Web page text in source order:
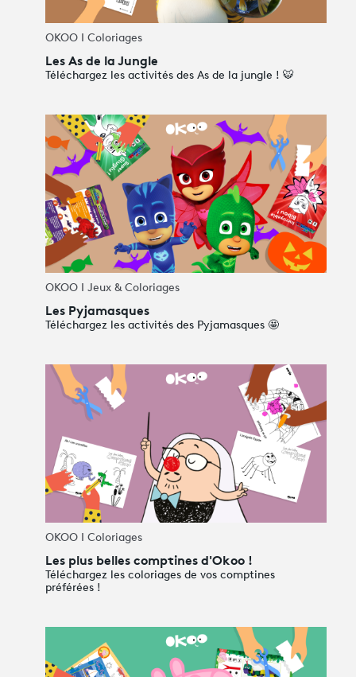
Les As de la Jungle
Téléchargez les activités des As de la jungle ! 🐯
OKOO I Coloriages
Les Pyjamasques
Téléchargez les activités des Pyjamasques 🤩
OKOO I Jeux & Coloriages
Les plus belles comptines d'Okoo !
Téléchargez les coloriages de vos comptines
préférées !
OKOO I Coloriages